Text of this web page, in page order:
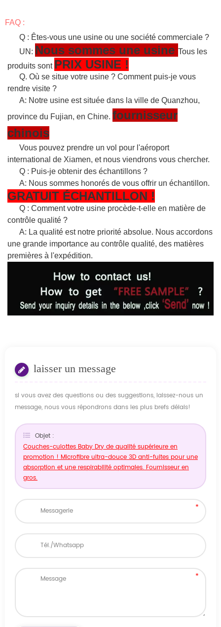
FAQ :
Q : Êtes-vous une usine ou une société commerciale ?
UN: Nous sommes une usine Tous les
produits sont PRIX USINE !
Q. Où se situe votre usine ? Comment puis-je vous
rendre visite ?
A: Notre usine est située dans la ville de Quanzhou,
province du Fujian, en Chine. fournisseur
chinois
Vous pouvez prendre un vol pour l'aéroport
international de Xiamen, et nous viendrons vous chercher.
Q : Puis-je obtenir des échantillons ?
A: Nous sommes honorés de vous offrir un échantillon.
GRATUIT ÉCHANTILLON !
Q : Comment votre usine procède-t-elle en matière de
contrôle qualité ?
A: La qualité est notre priorité absolue. Nous accordons
une grande importance au contrôle qualité, des matières
premières à l'expédition.
laisser un message
si vous avez des questions ou des suggestions, laissez-nous un
message, nous vous répondrons dans les plus brefs délais!
Objet :
Couches-culottes Baby Dry de qualité supérieure en
promotion ! Microfibre ultra-douce 3D anti-fuites pour une
absorption et une respirabilité optimales. Fournisseur en
gros.